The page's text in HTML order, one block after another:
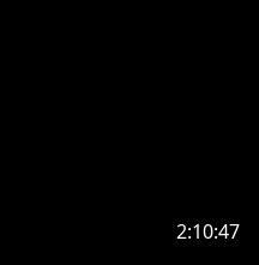
2:10:47